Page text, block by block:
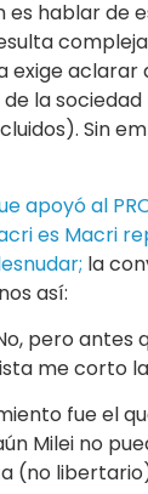
es hablar de
compleja
exige aclarar
la
Sin
apoyó al
es Macri
la
así:
pero antes
me corto
fue el
Milei no
(no